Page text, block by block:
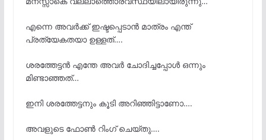
എന്നെ അവർക്ക് ഇഷ്ടപ്പെടാൻ മാത്രം എന്ത്
പ്രത്യേകതയാ ഉള്ളത്….
ശരത്തേട്ടൻ എന്തേ അവർ ചോദിച്ചപ്പോൾ ഒന്നും
മിണ്ടാഞ്ഞത്…
ഇനി ശരത്തേട്ടനും കൂടി അറിഞ്ഞിട്ടാണോ….
അവളുടെ ഫോൺ റിംഗ് ചെയ്തു….